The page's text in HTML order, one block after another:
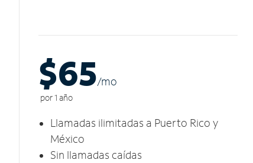
$65/mo
por 1 año
Llamadas ilimitadas a Puerto Rico y
México
Sin llamadas caídas